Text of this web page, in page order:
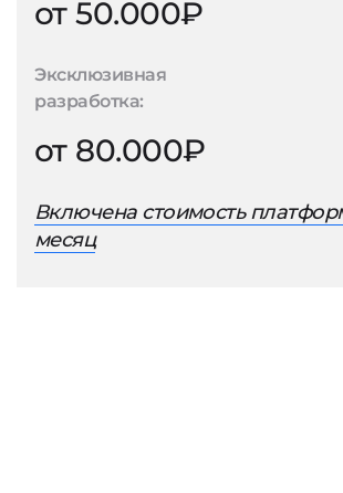
от 50.000₽
Эксклюзивная
разработка:
от 80.000₽
Включена стоимость
месяц